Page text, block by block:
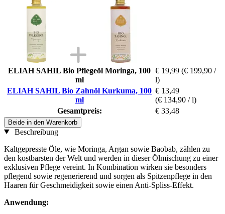
ELIAH SAHIL Bio Pflegeöl Moringa, 100
ml
€ 19,99 (€ 199,90 /
l)
ELIAH SAHIL Bio Zahnöl Kurkuma, 100
ml
€ 13,49
(€ 134,90 / l)
Gesamtpreis:
€ 33,48
Beide in den Warenkorb
Beschreibung
Kaltgepresste Öle, wie Moringa, Argan sowie Baobab, zählen zu
den kostbarsten der Welt und werden in dieser Ölmischung zu einer
exklusiven Pflege vereint. In Kombination wirken sie besonders
pflegend sowie regenerierend und sorgen als Spitzenpflege in den
Haaren für Geschmeidigkeit sowie einen Anti-Spliss-Effekt.
Anwendung: